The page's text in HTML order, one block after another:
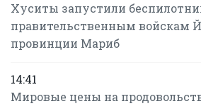
Хуситы запустили
правительственным войскам
провинции Мариб
14:41
Мировые цены на